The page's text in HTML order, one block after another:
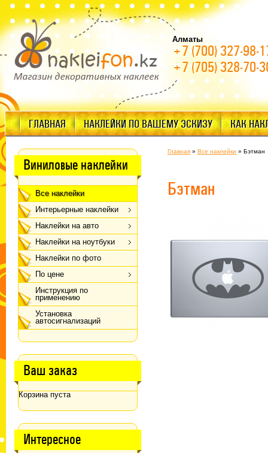
Алматы
+7 (700) 327-98-
+7 (705) 328-70-
ГЛАВНАЯ НАКЛЕЙКИ ПО ВАШЕМУ ЭСКИЗУ КАК
Виниловые наклейки
Все наклейки
Интерьерные наклейки
Наклейки на авто
Наклейки на ноутбуки
Наклейки по фото
По цене
Инструкция по
применению
Установка
автосигнализаций
Ваш заказ
Корзина пуста
Интересное
Главная » Все наклейки » Бэтман
Бэтман